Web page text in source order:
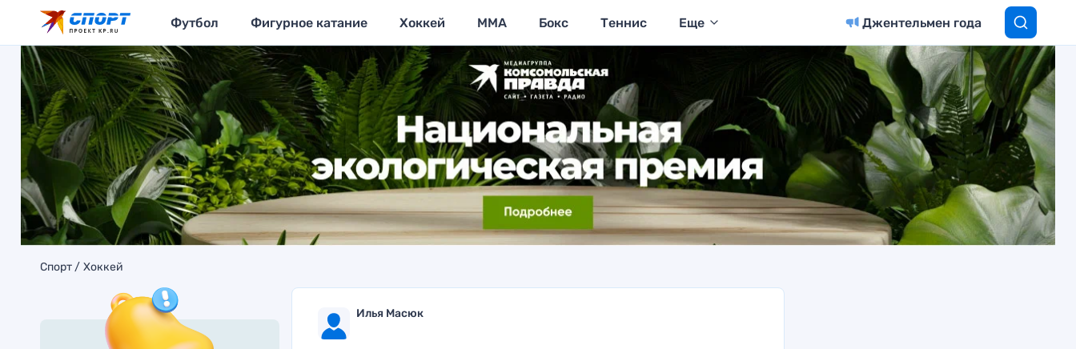
Футбол Фигурное катание Хоккей MMA Бокс Теннис Еще Джентельмен года
Спорт Хоккей
Илья Масюк